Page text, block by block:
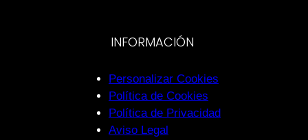
INFORMACIÓN
Personalizar Cookies
Política de Cookies
Política de Privacidad
Aviso Legal